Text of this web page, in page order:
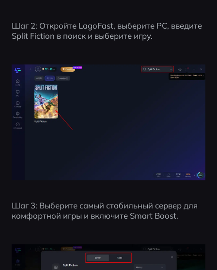
Шаг 2: Откройте LagoFast, выберите PC, введите
Split Fiction в поиск и выберите игру.
Шаг 3: Выберите самый стабильный сервер для
комфортной игры и включите Smart Boost.